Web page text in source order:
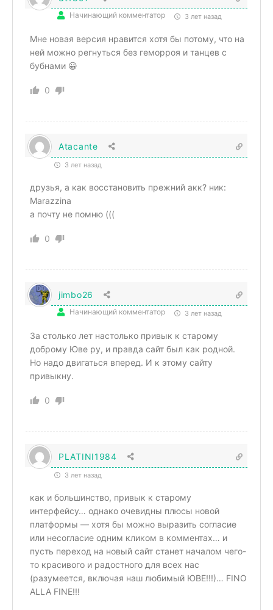
Начинающий комментатор 3 лет назад
Мне новая версия нравится хотя бы потому, что на
ней можно регнуться без геморроя и танцев с
бубнами 😀
0
Atacante
3 лет назад
друзья, а как восстановить прежний акк? ник:
Marazzina
а почту не помню (((
0
jimbo26
Начинающий комментатор 3 лет назад
За столько лет настолько привык к старому
доброму Юве ру, и правда сайт был как родной.
Но надо двигаться вперед. И к этому сайту
привыкну.
0
PLATINI1984
3 лет назад
как и большинство, привык к старому
интерфейсу… однако очевидны плюсы новой
платформы — хотя бы можно выразить согласие
или несогласие одним кликом в комментах… и
пусть переход на новый сайт станет началом чего-
то красивого и радостного для всех нас
(разумеется, включая наш любимый ЮВЕ!!!)… FINO
ALLA FINE!!!